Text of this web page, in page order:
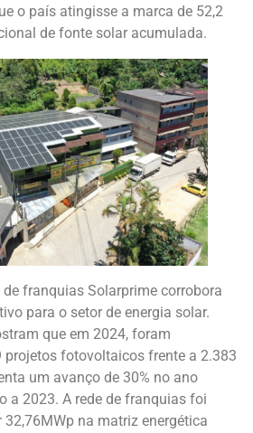
o país atingisse a marca de 52,2
de fonte solar acumulada.
franquias Solarprime corrobora
para o setor de energia solar.
que em 2024, foram
fotovoltaicos frente a 2.383
um avanço de 30% no ano
a 2023. A rede de franquias foi
na matriz energética